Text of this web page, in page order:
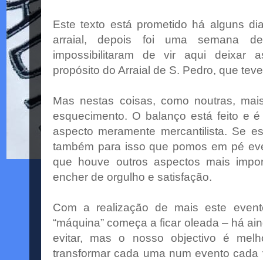
Este texto está prometido há alguns
arraial, depois foi uma semana
impossibilitaram de vir aqui deixar
propósito do Arraial de S. Pedro, que
Mas nestas coisas, como noutras,
esquecimento. O balanço está feito e
aspecto meramente mercantilista. Se
também para isso que pomos em pé
que houve outros aspectos mais
encher de orgulho e satisfação.
Com a realização de mais este
“máquina” começa a ficar oleada – há
evitar, mas o nosso objectivo é
transformar cada uma num evento